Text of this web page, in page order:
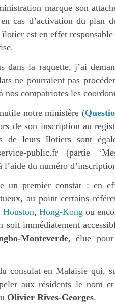
marque son
cas d’activation du plan
est en effet
dans la raquette, j’ai
ne pourraient pas
nos compatriotes les
notre ministère (
de son inscription au
de leurs îlotiers sont
public.fr (partie
l’aide du numéro
un premier constat : en
au point certains
Houston, Hong-Kong ou
soit immédiatement
Monteverde, élue
consulat en Malaisie qui,
aux résidents le nom
Olivier Rives-Georges.